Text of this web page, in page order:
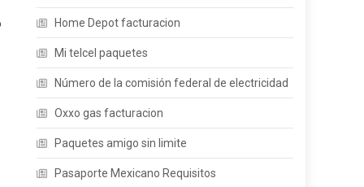
Home Depot facturacion
Mi telcel paquetes
Número de la comisión federal de electricidad
Oxxo gas facturacion
Paquetes amigo sin limite
Pasaporte Mexicano Requisitos